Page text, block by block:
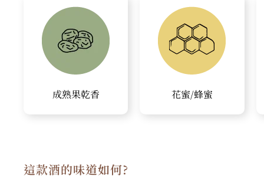
成熟果乾香 花蜜/蜂蜜
這款酒的味道如何?